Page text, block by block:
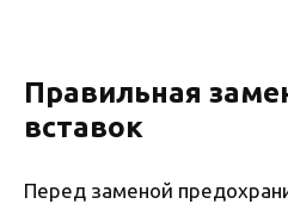
Правильная
вставок
Перед заменой